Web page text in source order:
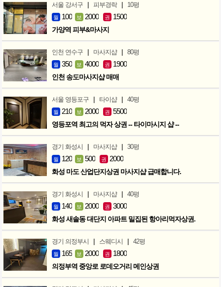
서울 강서구 | 피부경락 | 10평
월 100 보 2000 권 1500
가양역 피부&마사지
인천 연수구 | 마사지샵 | 80평
월 350 보 4000 권 1900
인천 송도마사지샵 매매
서울 영등포구 | 타이샵 | 40평
월 210 보 2000 권 5500
영등포역 최고의 먹자 상권 -- 타이마시지 샵 --
경기 화성시 | 마사지샵 | 30평
월 120 보 500 권 2000
화성 마도 산업단지상권 마사지샵 급매합니다.
경기 화성시 | 마사지샵 | 40평
월 140 보 2000 권 3000
화성 새솔동 대단지 아파트 밀집된 항아리먹자상권.
경기 의정부시 | 스웨디시 | 42평
월 165 보 2000 권 1800
의정부역 중앙로 로데오거리 메인상권